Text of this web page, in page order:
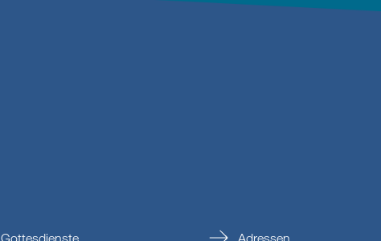
Gottesdienste Adressen